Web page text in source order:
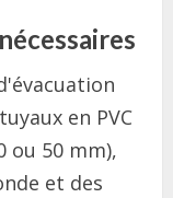
en PVC
ou 50 mm),
et des